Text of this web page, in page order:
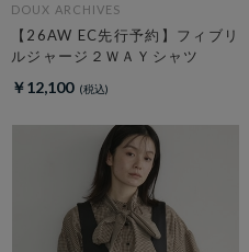
DOUX ARCHIVES
【26AW EC先行予約】フィブリ
ルジャージ２ＷＡＹシャツ
￥12,100